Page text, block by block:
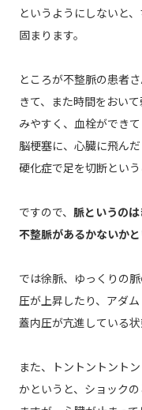
というようにしないと
固まります。
ところが不整脈の患者
きて、また時間をおい
みやすく、血栓ができ
脳梗塞に、心臓に飛ん
硬化症で足を切断という
ですので、 脈というの
不整脈があるかないか
では徐脈、ゆっくりの
圧が上昇したり、アダ
蓋内圧が亢進している状
また、トントントント
かというと、ショック